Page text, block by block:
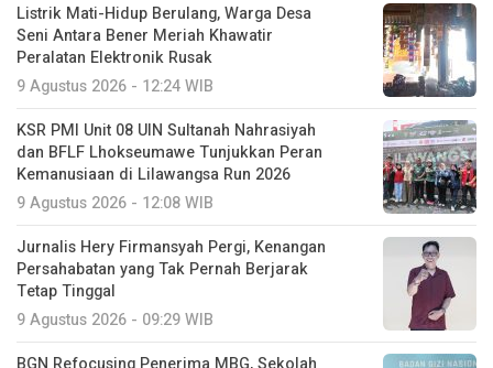
Listrik Mati-Hidup Berulang, Warga Desa
Seni Antara Bener Meriah Khawatir
Peralatan Elektronik Rusak
9 Agustus 2026 - 12:24 WIB
KSR PMI Unit 08 UIN Sultanah Nahrasiyah
dan BFLF Lhokseumawe Tunjukkan Peran
Kemanusiaan di Lilawangsa Run 2026
9 Agustus 2026 - 12:08 WIB
Jurnalis Hery Firmansyah Pergi, Kenangan
Persahabatan yang Tak Pernah Berjarak
Tetap Tinggal
9 Agustus 2026 - 09:29 WIB